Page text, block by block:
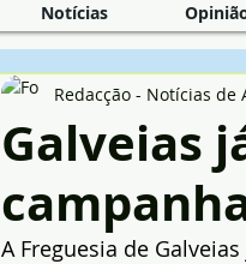
Notícias
Galveias
Redacção - Notícias de
A Freguesia de